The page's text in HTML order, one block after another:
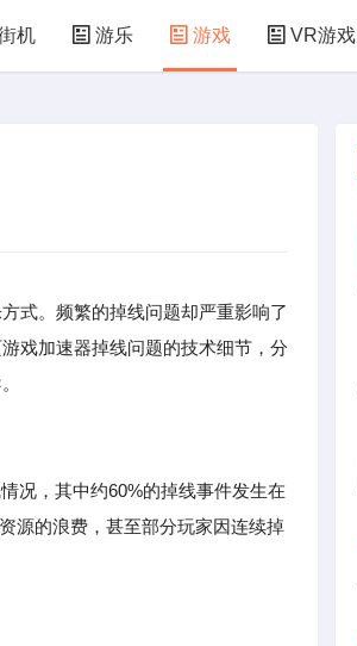
机 游乐 游戏 VR游戏
式。频繁的掉线问题却严重影响了
戏加速器掉线问题的技术细节，分
况，其中约60%的掉线事件发生在
源的浪费，甚至部分玩家因连续掉